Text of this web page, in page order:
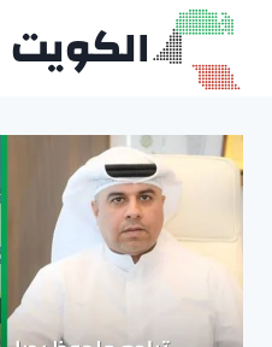
التجاوز
المحتوى
الكويت